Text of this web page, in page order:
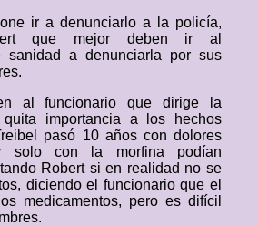
ir a denunciarlo a la policía,
que mejor deben ir al
sanidad a denunciarla por sus
al funcionario que dirige la
importancia a los hechos
pasó 10 años con dolores
solo con la morfina podían
Robert si en realidad no se
diciendo el funcionario que el
medicamentos, pero es difícil